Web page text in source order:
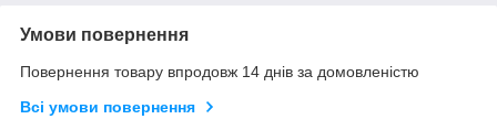
Умови повернення
Повернення товару впродовж 14 днів за домовленістю
Всі умови повернення